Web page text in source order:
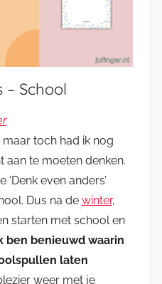
– School
toch had ik nog
aan te moeten denken.
even anders’
Dus na de winter,
starten met school en
ben benieuwd waarin
laten
weer met je